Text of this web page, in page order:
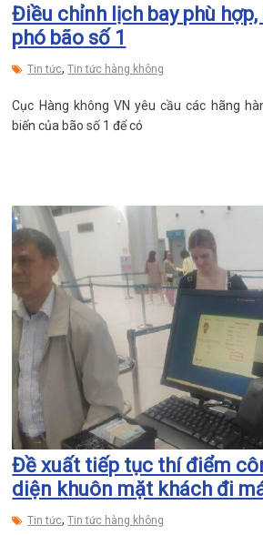
Điều chỉnh lịch bay phù
phó bão số 1
Tin tức,Tin tức hàng không
Cục Hàng không VN yêu cầu các hãng
biến của bão số 1 để có
Đề xuất tiếp tục thí điểm
diện khuôn mặt khách đi
Tin tức,Tin tức hàng không